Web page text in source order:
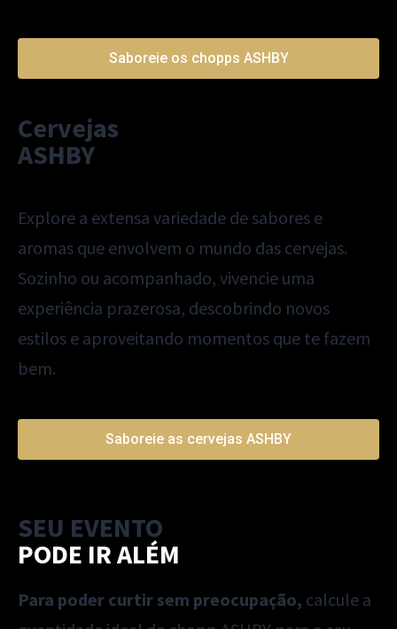
Saboreie os chopps ASHBY
Cervejas
ASHBY
Explore a extensa variedade de sabores e
aromas que envolvem o mundo das cervejas.
Sozinho ou acompanhado, vivencie uma
experiência prazerosa, descobrindo novos
estilos e aproveitando momentos que te fazem
bem.
Saboreie as cervejas ASHBY
SEU EVENTO
PODE IR ALÉM
Para poder curtir sem preocupação, calcule a